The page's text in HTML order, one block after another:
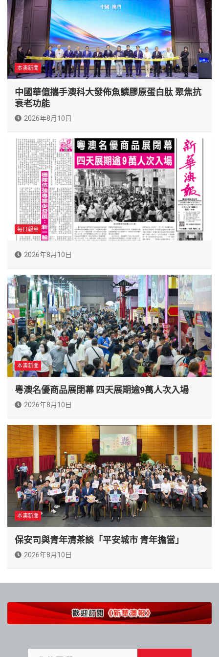
本澳新聞
中國華億攜手澳科大發佈魚鱗膠原蛋白肽 聚焦抗
衰老功能
2026年8月10日
每日報章
2026年8月10日
本澳新聞
粵澳名優商品展閉幕 四天展期逾9萬人次入場
2026年8月10日
本澳新聞
保安司與青年清茶談「平安城市 青年擔當」
2026年8月10日